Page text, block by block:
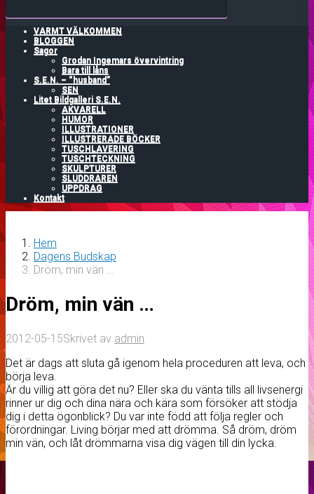
VARMT VÄLKOMMEN
BLOGGEN
Sagor
Grodan Ingemars övervintring
Bara till låns
S.E.N. – “husband”
SEN
Litet Bildgalleri S.E.N.
AKVARELL
HUMOR
ILLUSTRATIONER
ILLUSTRERADE BÖCKER
TUSCHLAVERING
TUSCHTECKNING
SKULPTURER
SLUDDRAREN
UPPDRAG
Kontakt
Hem
Dagens Budskap
Dröm, min vän …
Dröm, min vän …
2012-05-15Skrivet av admin
Det är dags att sluta gå igenom hela proceduren att leva, och
börja leva.
Är du villig att göra det nu? Eller ska du vänta tills all livsenergi
rinner ur dig och dina nära och kära som försöker att stödja
dig i detta ögonblick? Du var inte född att följa regler och
förordningar. Living börjar med att drömma. Så dröm, dröm
min vän, och låt drömmarna visa dig vägen till din lycka.